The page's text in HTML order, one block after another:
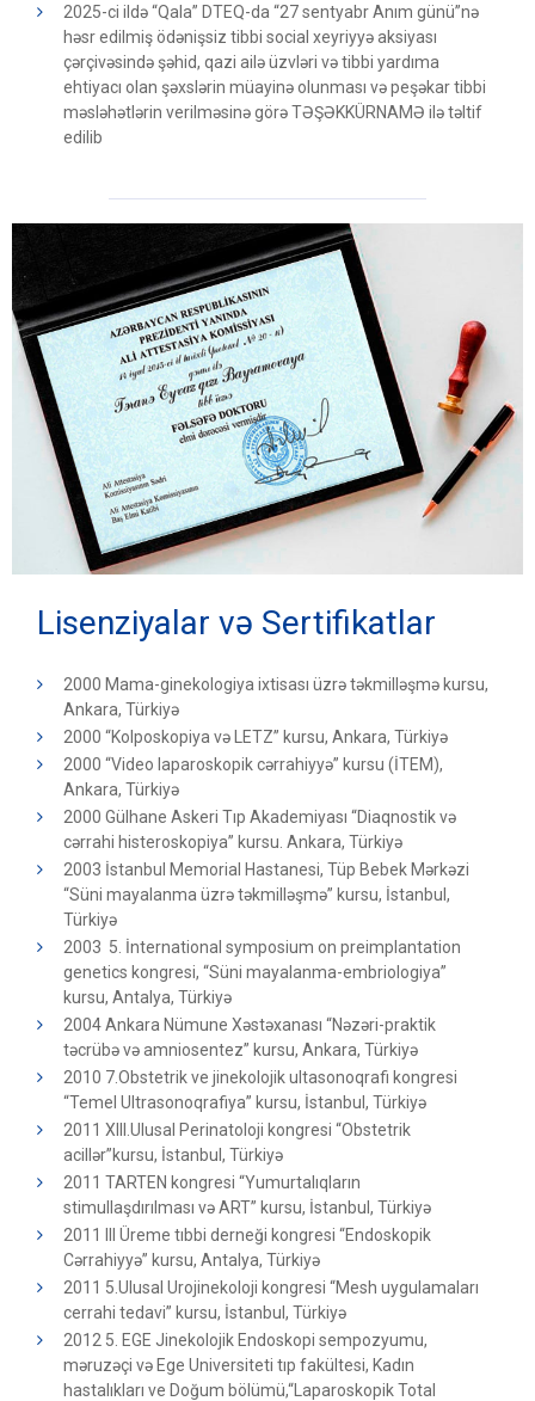
2025-ci ildə “Qala” DTEQ-da “27 sentyabr Anım günü”nə
həsr edilmiş ödənişsiz tibbi social xeyriyyə aksiyası
çərçivəsində şəhid, qazi ailə üzvləri və tibbi yardıma
ehtiyacı olan şəxslərin müayinə olunması və peşəkar tibbi
məsləhətlərin verilməsinə görə TƏŞƏKKÜRNAMƏ ilə təltif
edilib
Lisenziyalar və Sertifikatlar
2000 Mama-ginekologiya ixtisası üzrə təkmilləşmə kursu,
Ankara, Türkiyə
2000 “Kolposkopiya və LETZ” kursu, Ankara, Türkiyə
2000 “Video laparoskopik cərrahiyyə” kursu (İTEM),
Ankara, Türkiyə
2000 Gülhane Askeri Tıp Akademiyası “Diaqnostik və
cərrahi histeroskopiya” kursu. Ankara, Türkiyə
2003 İstanbul Memorial Hastanesi, Tüp Bebek Mərkəzi
“Süni mayalanma üzrə təkmilləşmə” kursu, İstanbul,
Türkiyə
2003 5. İnternational symposium on preimplantation
genetics kongresi, “Süni mayalanma-embriologiya”
kursu, Antalya, Türkiyə
2004 Ankara Nümune Xəstəxanası “Nəzəri-praktik
təcrübə və amniosentez” kursu, Ankara, Türkiyə
2010 7.Obstetrik ve jinekolojik ultasonoqrafi kongresi
“Temel Ultrasonoqrafiya” kursu, İstanbul, Türkiyə
2011 XIII.Ulusal Perinatoloji kongresi “Obstetrik
acillər”kursu, İstanbul, Türkiyə
2011 TARTEN kongresi “Yumurtalıqların
stimullaşdırılması və ART” kursu, İstanbul, Türkiyə
2011 III Üreme tıbbi derneği kongresi “Endoskopik
Cərrahiyyə” kursu, Antalya, Türkiyə
2011 5.Ulusal Urojinekoloji kongresi “Mesh uygulamaları
cerrahi tedavi” kursu, İstanbul, Türkiyə
2012 5. EGE Jinekolojik Endoskopi sempozyumu,
məruzəçi və Ege Universiteti tıp fakültesi, Kadın
hastalıkları ve Doğum bölümü,“Laparoskopik Total